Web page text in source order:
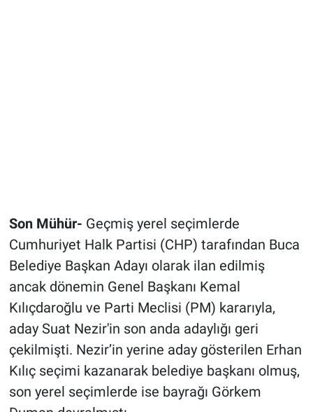
Son Mühür- Geçmiş yerel seçimlerde
Cumhuriyet Halk Partisi (CHP) tarafından Buca
Belediye Başkan Adayı olarak ilan edilmiş
ancak dönemin Genel Başkanı Kemal
Kılıçdaroğlu ve Parti Meclisi (PM) kararıyla,
aday Suat Nezir'in son anda adaylığı geri
çekilmişti. Nezir’in yerine aday gösterilen Erhan
Kılıç seçimi kazanarak belediye başkanı olmuş,
son yerel seçimlerde ise bayrağı Görkem